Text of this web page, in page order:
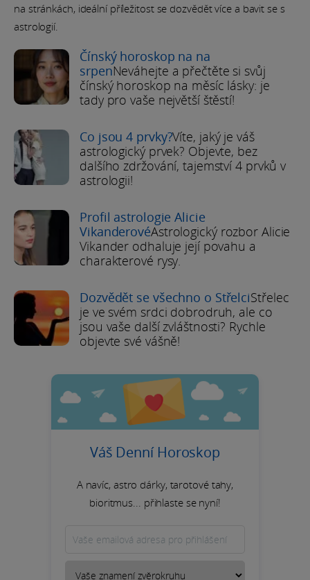
na stránkách, ideální příležitost se dozvědět více a bavit se s
astrologií.
Čínský horoskop na na
srpenNeváhejte a přečtěte si svůj
čínský horoskop na měsíc lásky: je
tady pro vaše největší štěstí!
Co jsou 4 prvky?Víte, jaký je váš
astrologický prvek? Objevte, bez
dalšího zdržování, tajemství 4 prvků v
astrologii!
Profil astrologie Alicie
VikanderovéAstrologický rozbor Alicie
Vikander odhaluje její povahu a
charakterové rysy.
Dozvědět se všechno o StřelciStřelec
je ve svém srdci dobrodruh, ale co
jsou vaše další zvláštnosti? Rychle
objevte své vášně!
Váš Denní Horoskop
A navíc, astro dárky, tarotové tahy,
bioritmus... přihlaste se nyní!